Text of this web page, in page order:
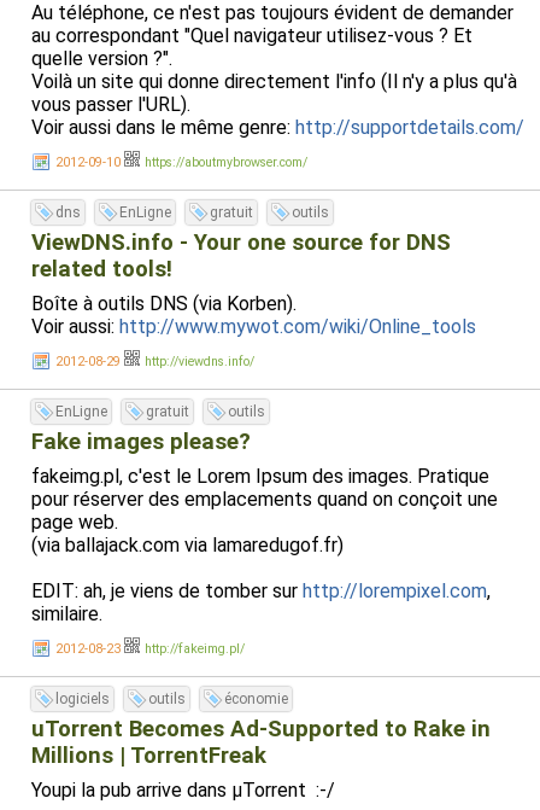
Au téléphone, ce n'est pas toujours évident de demander
au correspondant "Quel navigateur utilisez-vous ? Et
quelle version ?".
Voilà un site qui donne directement l'info (Il n'y a plus qu'à
vous passer l'URL).
Voir aussi dans le même genre: http://supportdetails.com/
2012-09-10 https://aboutmybrowser.com/
dns EnLigne gratuit outils
ViewDNS.info - Your one source for DNS
related tools!
Boîte à outils DNS (via Korben).
Voir aussi: http://www.mywot.com/wiki/Online_tools
2012-08-29 http://viewdns.info/
EnLigne gratuit outils
Fake images please?
fakeimg.pl, c'est le Lorem Ipsum des images. Pratique
pour réserver des emplacements quand on conçoit une
page web.
(via ballajack.com via lamaredugof.fr)
EDIT: ah, je viens de tomber sur http://lorempixel.com,
similaire.
2012-08-23 http://fakeimg.pl/
logiciels outils économie
uTorrent Becomes Ad-Supported to Rake in
Millions | TorrentFreak
Youpi la pub arrive dans µTorrent :-/